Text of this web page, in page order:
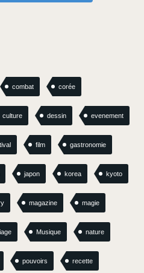
combat corée
culture dessin evenement
film gastronomie
japon korea kyoto
magazine magie
Musique nature
pouvoirs recette